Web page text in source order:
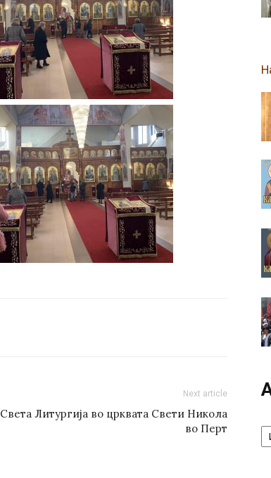
Next article
Света Литургија во црквата Свети Никола
во Перт